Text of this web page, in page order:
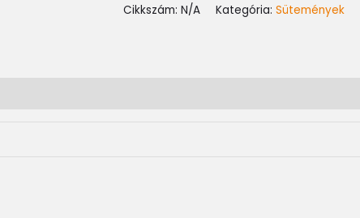
Cikkszám: N/A Kategória: Sütemények